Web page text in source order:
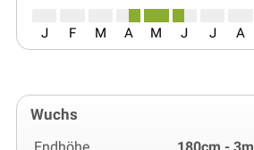
J F M A M J J A
Wuchs
Endhöhe 180cm - 3m